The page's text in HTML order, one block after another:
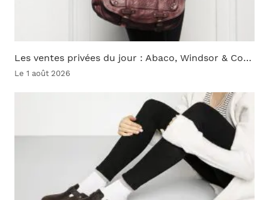
Les ventes privées du jour : Abaco, Windsor & Co…
Le 1 août 2026